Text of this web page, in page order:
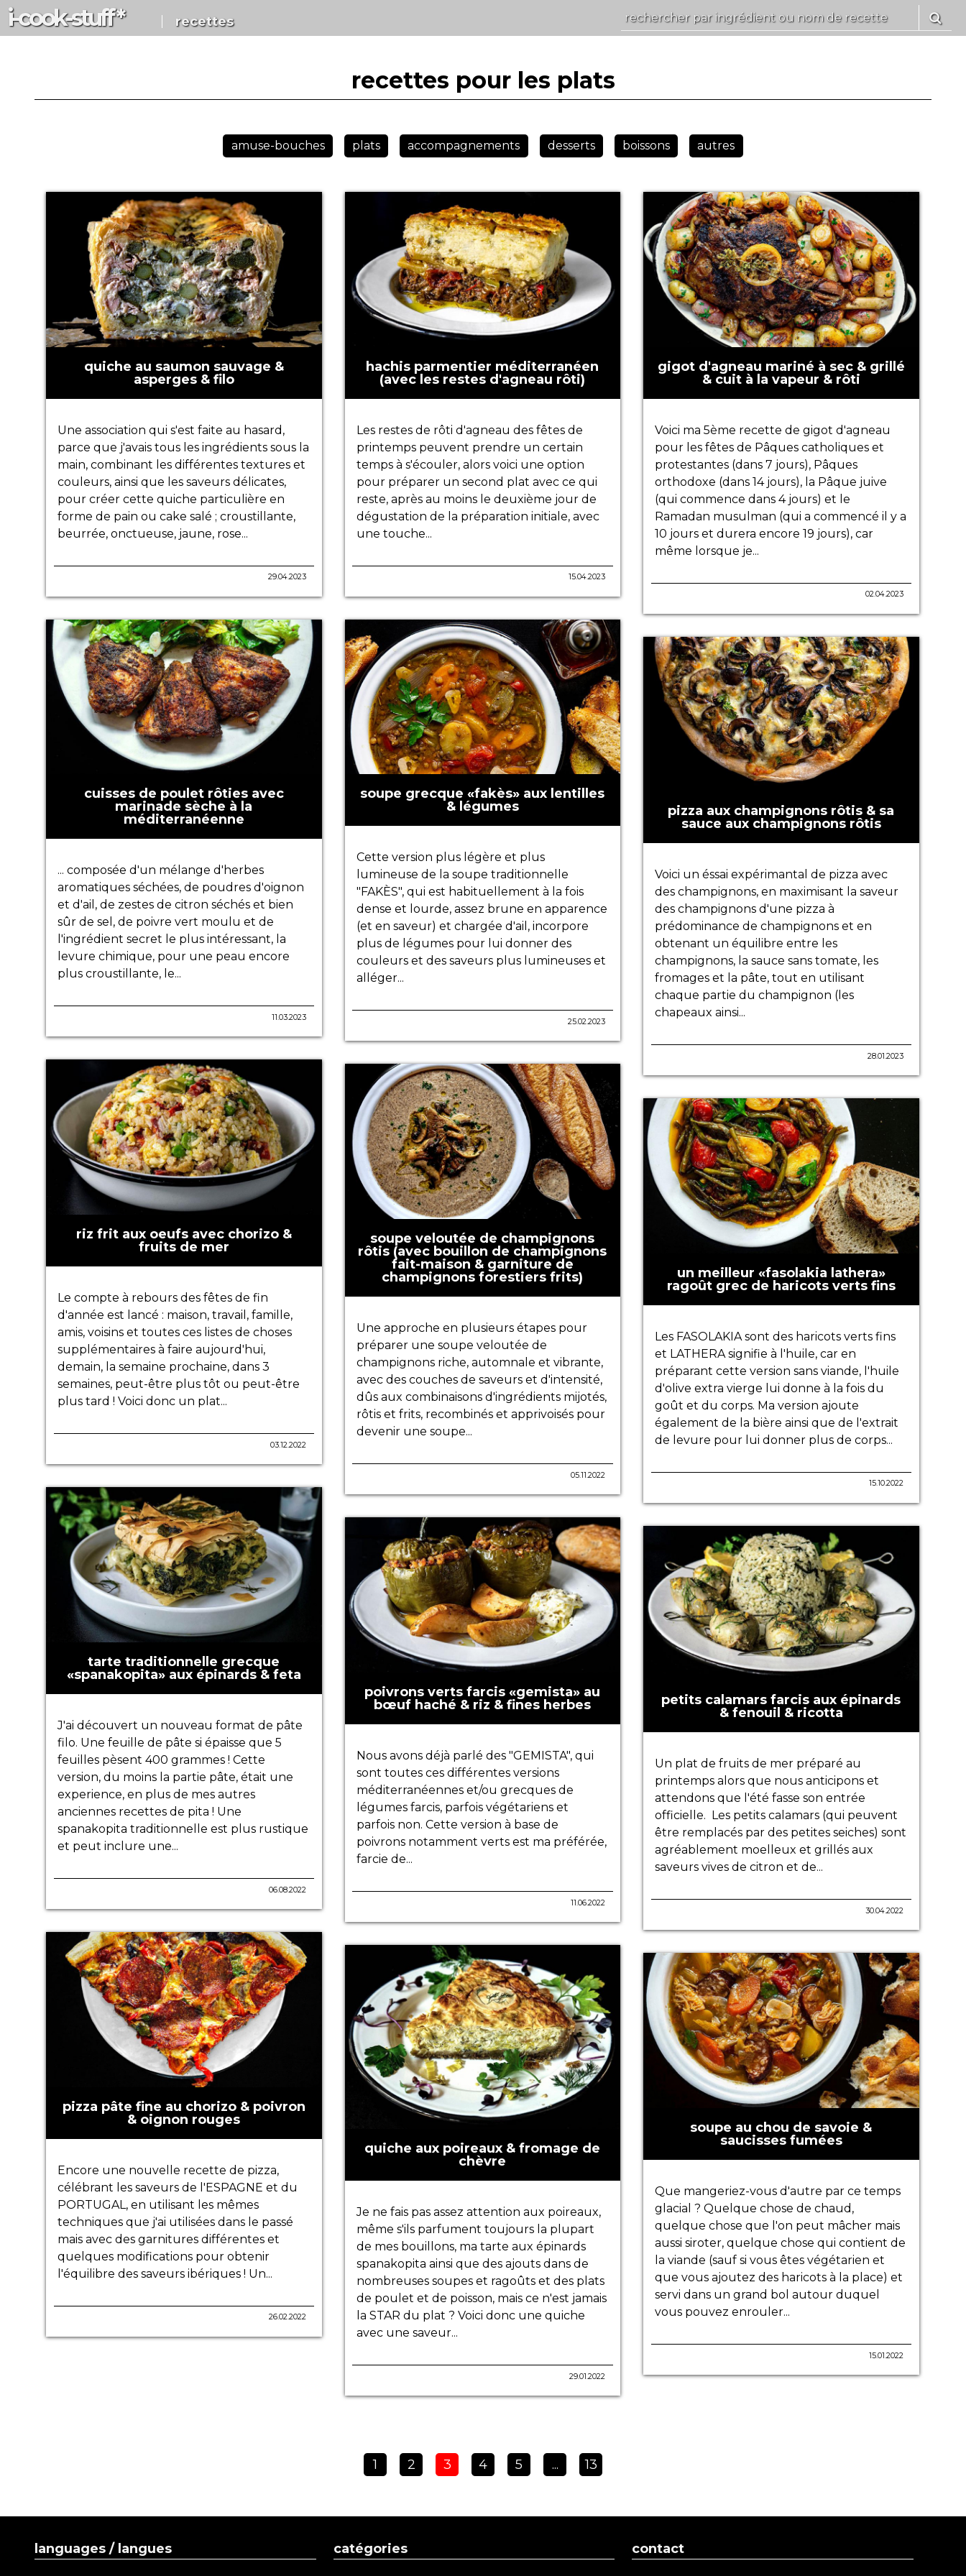
i-cook-stuff* recettes
recettes pour les plats
amuse-bouches plats accompagnements desserts boissons autres
quiche au saumon sauvage &
asperges & filo
Une association qui s'est faite au hasard,
parce que j'avais tous les ingrédients sous la
main, combinant les différentes textures et
couleurs, ainsi que les saveurs délicates,
pour créer cette quiche particulière en
forme de pain ou cake salé ; croustillante,
beurrée, onctueuse, jaune, rose...
29.04.2023
cuisses de poulet rôties avec
marinade sèche à la
méditerranéenne
... composée d'un mélange d'herbes
aromatiques séchées, de poudres d'oignon
et d'ail, de zestes de citron séchés et bien
sûr de sel, de poivre vert moulu et de
l'ingrédient secret le plus intéressant, la
levure chimique, pour une peau encore
plus croustillante, le...
11.03.2023
riz frit aux oeufs avec chorizo &
fruits de mer
Le compte à rebours des fêtes de fin
d'année est lancé : maison, travail, famille,
amis, voisins et toutes ces listes de choses
supplémentaires à faire aujourd'hui,
demain, la semaine prochaine, dans 3
semaines, peut-être plus tôt ou peut-être
plus tard ! Voici donc un plat...
03.12.2022
tarte traditionnelle grecque
«spanakopita» aux épinards & feta
J'ai découvert un nouveau format de pâte
filo. Une feuille de pâte si épaisse que 5
feuilles pèsent 400 grammes ! Cette
version, du moins la partie pâte, était une
experience, en plus de mes autres
anciennes recettes de pita ! Une
spanakopita traditionnelle est plus rustique
et peut inclure une...
06.08.2022
pizza pâte fine au chorizo & poivron
& oignon rouges
Encore une nouvelle recette de pizza,
célébrant les saveurs de l'ESPAGNE et du
PORTUGAL, en utilisant les mêmes
techniques que j'ai utilisées dans le passé
mais avec des garnitures différentes et
quelques modifications pour obtenir
l'équilibre des saveurs ibériques ! Un...
26.02.2022
hachis parmentier méditerranéen
(avec les restes d'agneau rôti)
Les restes de rôti d'agneau des fêtes de
printemps peuvent prendre un certain
temps à s'écouler, alors voici une option
pour préparer un second plat avec ce qui
reste, après au moins le deuxième jour de
dégustation de la préparation initiale, avec
une touche...
15.04.2023
soupe grecque «fakès» aux lentilles
& légumes
Cette version plus légère et plus
lumineuse de la soupe traditionnelle
"FAKÈS", qui est habituellement à la fois
dense et lourde, assez brune en apparence
(et en saveur) et chargée d'ail, incorpore
plus de légumes pour lui donner des
couleurs et des saveurs plus lumineuses et
alléger...
25.02.2023
soupe veloutée de champignons
rôtis (avec bouillon de champignons
fait-maison & garniture de
champignons forestiers frits)
Une approche en plusieurs étapes pour
préparer une soupe veloutée de
champignons riche, automnale et vibrante,
avec des couches de saveurs et d'intensité,
dûs aux combinaisons d'ingrédients mijotés,
rôtis et frits, recombinés et apprivoisés pour
devenir une soupe...
05.11.2022
poivrons verts farcis «gemista» au
bœuf haché & riz & fines herbes
Nous avons déjà parlé des "GEMISTA", qui
sont toutes ces différentes versions
méditerranéennes et/ou grecques de
légumes farcis, parfois végétariens et
parfois non. Cette version à base de
poivrons notamment verts est ma préférée,
farcie de...
11.06.2022
quiche aux poireaux & fromage de
chèvre
Je ne fais pas assez attention aux poireaux,
même s'ils parfument toujours la plupart
de mes bouillons, ma tarte aux épinards
spanakopita ainsi que des ajouts dans de
nombreuses soupes et ragoûts et des plats
de poulet et de poisson, mais ce n'est jamais
la STAR du plat ? Voici donc une quiche
avec une saveur...
29.01.2022
gigot d'agneau mariné à sec & grillé
& cuit à la vapeur & rôti
Voici ma 5ème recette de gigot d'agneau
pour les fêtes de Pâques catholiques et
protestantes (dans 7 jours), Pâques
orthodoxe (dans 14 jours), la Pâque juive
(qui commence dans 4 jours) et le
Ramadan musulman (qui a commencé il y a
10 jours et durera encore 19 jours), car
même lorsque je...
02.04.2023
pizza aux champignons rôtis & sa
sauce aux champignons rôtis
Voici un éssai expérimantal de pizza avec
des champignons, en maximisant la saveur
des champignons d'une pizza à
prédominance de champignons et en
obtenant un équilibre entre les
champignons, la sauce sans tomate, les
fromages et la pâte, tout en utilisant
chaque partie du champignon (les
chapeaux ainsi...
28.01.2023
un meilleur «fasolakia lathera»
ragoût grec de haricots verts fins
Les FASOLAKIA sont des haricots verts fins
et LATHERA signifie à l'huile, car en
préparant cette version sans viande, l'huile
d'olive extra vierge lui donne à la fois du
goût et du corps. Ma version ajoute
également de la bière ainsi que de l'extrait
de levure pour lui donner plus de corps...
15.10.2022
petits calamars farcis aux épinards
& fenouil & ricotta
Un plat de fruits de mer préparé au
printemps alors que nous anticipons et
attendons que l'été fasse son entrée
officielle. Les petits calamars (qui peuvent
être remplacés par des petites seiches) sont
agréablement moelleux et grillés aux
saveurs vives de citron et de...
30.04.2022
soupe au chou de savoie &
saucisses fumées
Que mangeriez-vous d'autre par ce temps
glacial ? Quelque chose de chaud,
quelque chose que l'on peut mâcher mais
aussi siroter, quelque chose qui contient de
la viande (sauf si vous êtes végétarien et
que vous ajoutez des haricots à la place) et
servi dans un grand bol autour duquel
vous pouvez enrouler...
15.01.2022
1 2 3 4 5 ... 13
languages / langues catégories contact